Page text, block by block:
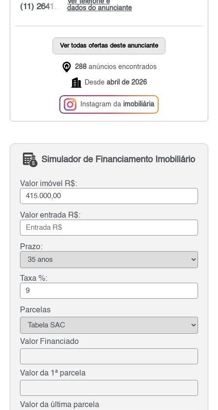
Ver telefone e
dados do anunciante
(11) 2641...
Ver todas ofertas deste anunciante
288 anúncios encontrados
Desde abril de 2026
Instagram da imobiliária
Simulador de Financiamento Imobiliário
Valor imóvel R$:
Valor entrada R$:
Prazo:
Taxa %:
Parcelas
Valor Financiado
Valor da 1ª parcela
Valor da última parcela